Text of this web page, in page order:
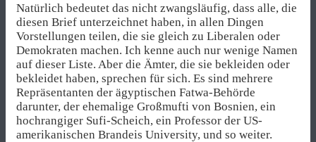
Natürlich bedeutet das nicht zwangsläufig, dass alle, die
diesen Brief unterzeichnet haben, in allen Dingen
Vorstellungen teilen, die sie gleich zu Liberalen oder
Demokraten machen. Ich kenne auch nur wenige Namen
auf dieser Liste. Aber die Ämter, die sie bekleiden oder
bekleidet haben, sprechen für sich. Es sind mehrere
Repräsentanten der ägyptischen Fatwa-Behörde
darunter, der ehemalige Großmufti von Bosnien, ein
hochrangiger Sufi-Scheich, ein Professor der US-
amerikanischen Brandeis University, und so weiter.